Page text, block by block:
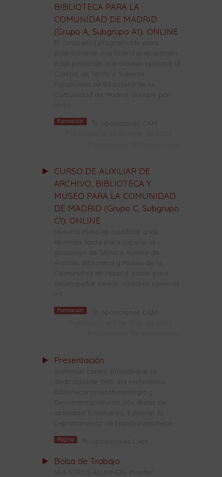
BIBLIOTECA PARA LA
COMUNIDAD DE MADRID
(Grupo A, Subgrupo A1). ONLINE
El curso está programado para
proporcionar una buena preparación
a las personas que deseen opositar al
Cuerpo de Técnico Superior
Facultativo de Biblioteca de la
Comunidad de Madrid, aunque por
inclui...
Formación
oposiciones CAM
CURSO DE AUXILIAR DE
ARCHIVO, BIBLIOTECA Y
MUSEO PARA LA COMUNIDAD
DE MADRID (Grupo C, Subgrupo
C1). ONLINE
Nuestra meta es cualificar a los
alumnos tanto para superar la
oposición de Técnico Auxiliar de
Archivo, Biblioteca y Museo de la
Comunidad de Madrid, como para
desempeñar tareas similares como la
inf...
Formación
oposiciones CAM
Presentación
Somosun centro privadoque se
dedicadesde 1985 ala Archivística,
Biblioteconomía,Museología y
Documentación,con dos áreas de
actividad: Enseñanza, Editorial. El
Departamento de Enseñanzaofrece ...
Página oposiciones CAM
Bolsa de Trabajo
NUESTROS ALUMNOS: Pueden